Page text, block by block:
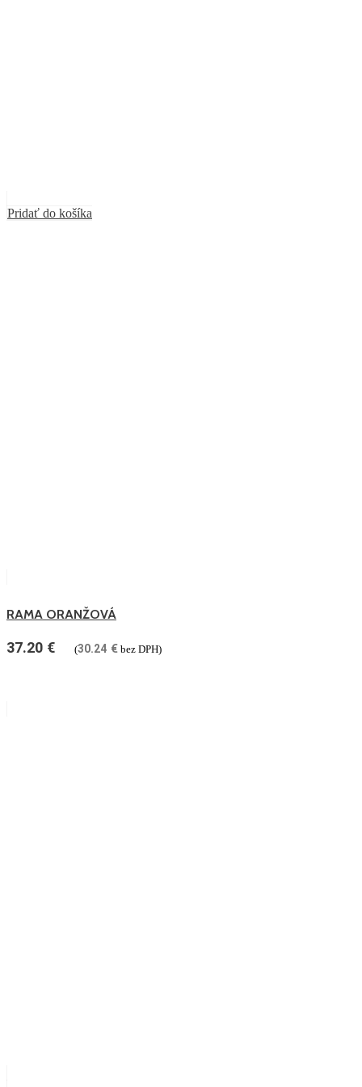
Pridať do košíka
RAMA ORANŽOVÁ
37.20 € (30.24 € bez DPH)